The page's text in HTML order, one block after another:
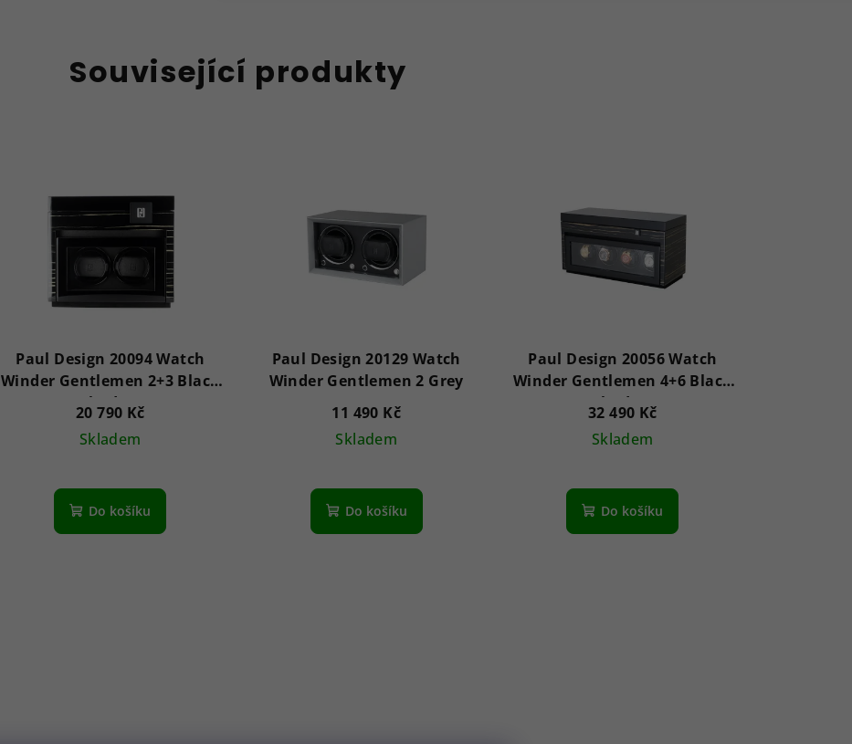
Související produkty
Paul Design 20094 Watch
Winder Gentlemen 2+3 Black
Shadow
20 790 Kč
Skladem
Do košíku
Paul Design 20129 Watch
Winder Gentlemen 2 Grey
11 490 Kč
Skladem
Do košíku
Paul Design 20056 Watch
Winder Gentlemen 4+6 Black
Shadow
32 490 Kč
Skladem
Do košíku